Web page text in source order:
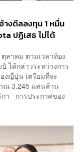
างดีลลงทุน 1 หมื่น
ปฏิเสธ ไม่ได้
ลาคม ตามเวลาท้อง
ได้กล่าวระหว่างการ
งญี่ปุ่น เตรียมที่จะ
ณ 3.245 แสนล้าน
กา การประกาศของ